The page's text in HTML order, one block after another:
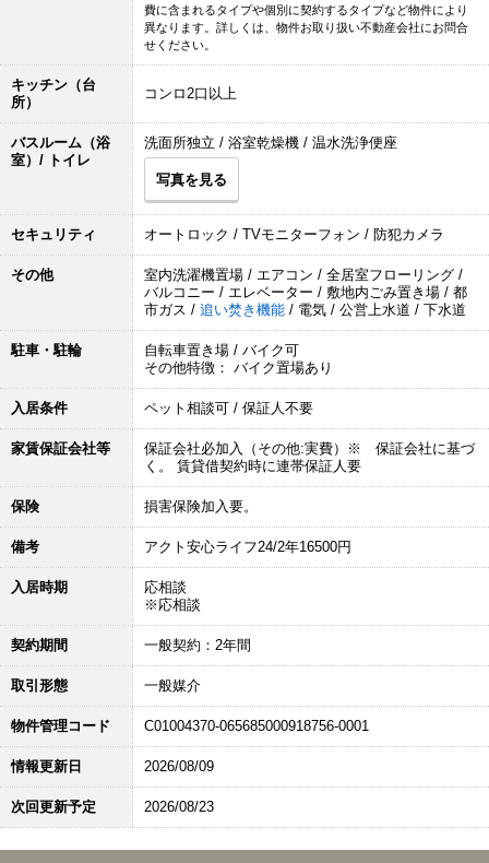
費に含まれるタイプや個別に契約するタイプなど物件により
異なります。詳しくは、物件お取り扱い不動産会社にお問合
せください。
キッチン（台
所）
コンロ2口以上
バスルーム（浴
室）/ トイレ
洗面所独立 / 浴室乾燥機 / 温水洗浄便座
写真を見る
セキュリティ オートロック / TVモニターフォン / 防犯カメラ
その他
室内洗濯機置場 / エアコン / 全居室フローリング /
バルコニー / エレベーター / 敷地内ごみ置き場 / 都
市ガス / 追い焚き機能 / 電気 / 公営上水道 / 下水道
駐車・駐輪
自転車置き場 / バイク可
その他特徴： バイク置場あり
入居条件 ペット相談可 / 保証人不要
家賃保証会社等
保証会社必加入（その他:実費）※ 保証会社に基づ
く。 賃貸借契約時に連帯保証人要
保険 損害保険加入要。
備考 アクト安心ライフ24/2年16500円
入居時期
応相談
※応相談
契約期間 一般契約：2年間
取引形態 一般媒介
物件管理コード C01004370-065685000918756-0001
情報更新日 2026/08/09
次回更新予定 2026/08/23